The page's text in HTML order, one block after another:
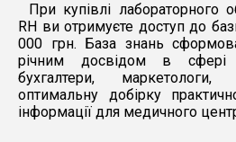
Максимальна
споживана
потужність, кВт
1,5
Середній термін
служби, років
8
Кіл-ть
завантажувальних
4
При купівлі лабораторного
RH ви отримуєте доступ до
000 грн. База знань
річним досвідом в сфері
бухгалтери, маркетологи,
оптимальну добірку
інформації для медичного